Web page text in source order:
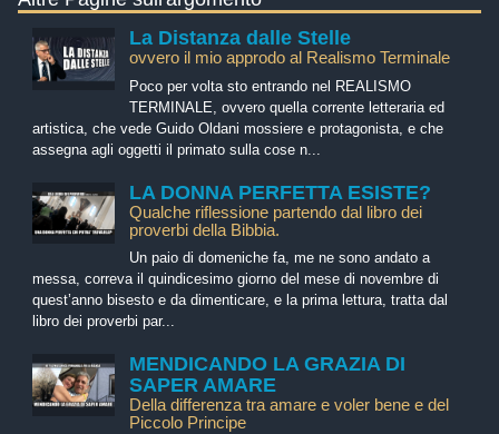
La Distanza dalle Stelle
ovvero il mio approdo al Realismo Terminale
Poco per volta sto entrando nel REALISMO
TERMINALE, ovvero quella corrente letteraria ed
artistica, che vede Guido Oldani mossiere e protagonista, e che
assegna agli oggetti il primato sulla cose n...
LA DONNA PERFETTA ESISTE?
Qualche riflessione partendo dal libro dei
proverbi della Bibbia.
Un paio di domeniche fa, me ne sono andato a
messa, correva il quindicesimo giorno del mese di novembre di
quest’anno bisesto e da dimenticare, e la prima lettura, tratta dal
libro dei proverbi par...
MENDICANDO LA GRAZIA DI
SAPER AMARE
Della differenza tra amare e voler bene e del
Piccolo Principe